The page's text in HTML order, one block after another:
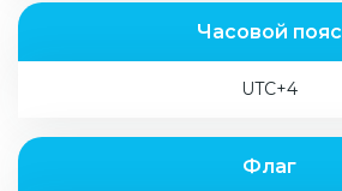
Часовой пояс
UTC+4
Флаг